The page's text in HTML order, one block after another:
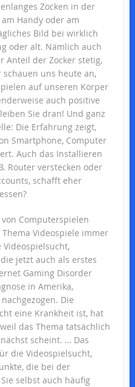
Zocken in der
Handy oder am
Bild bei wirklich
oder alt. Nämlich auch
Anteil der Zocker stetig,
uns heute an,
auf unseren Körper
auch positive
Sie dran! Und ganz
Die Erfahrung zeigt,
Smartphone, Computer
Auch das Installieren
Router verstecken oder
schafft eher
Computerspielen
Videospiele immer
jetzt auch als erstes
Gaming Disorder
in Amerika,
Die
eine Krankheit ist, hat
das Thema tatsächlich
scheint. … Das
die Videospielsucht,
die bei der
selbst auch häufig